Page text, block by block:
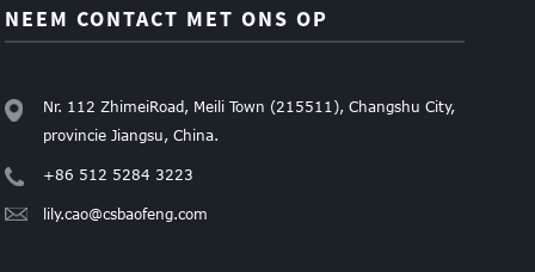
NEEM CONTACT MET ONS OP
Nr. 112 ZhimeiRoad, Meili Town (215511), Changshu City,
provincie Jiangsu, China.
+86 512 5284 3223
lily.cao@csbaofeng.com